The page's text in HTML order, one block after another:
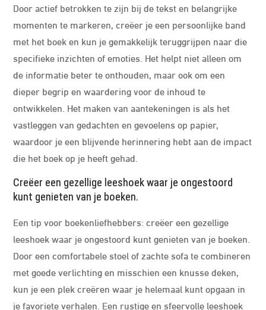
Door actief betrokken te zijn bij de tekst en belangrijke
momenten te markeren, creëer je een persoonlijke band
met het boek en kun je gemakkelijk teruggrijpen naar die
specifieke inzichten of emoties. Het helpt niet alleen om
de informatie beter te onthouden, maar ook om een
dieper begrip en waardering voor de inhoud te
ontwikkelen. Het maken van aantekeningen is als het
vastleggen van gedachten en gevoelens op papier,
waardoor je een blijvende herinnering hebt aan de impact
die het boek op je heeft gehad.
Creëer een gezellige leeshoek waar je ongestoord
kunt genieten van je boeken.
Een tip voor boekenliefhebbers: creëer een gezellige
leeshoek waar je ongestoord kunt genieten van je boeken.
Door een comfortabele stoel of zachte sofa te combineren
met goede verlichting en misschien een knusse deken,
kun je een plek creëren waar je helemaal kunt opgaan in
je favoriete verhalen. Een rustige en sfeervolle leeshoek